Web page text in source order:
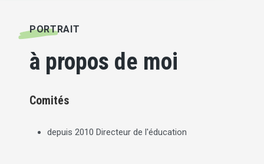
PORTRAIT
à propos de moi
Comités
depuis 2010 Directeur de l'éducation